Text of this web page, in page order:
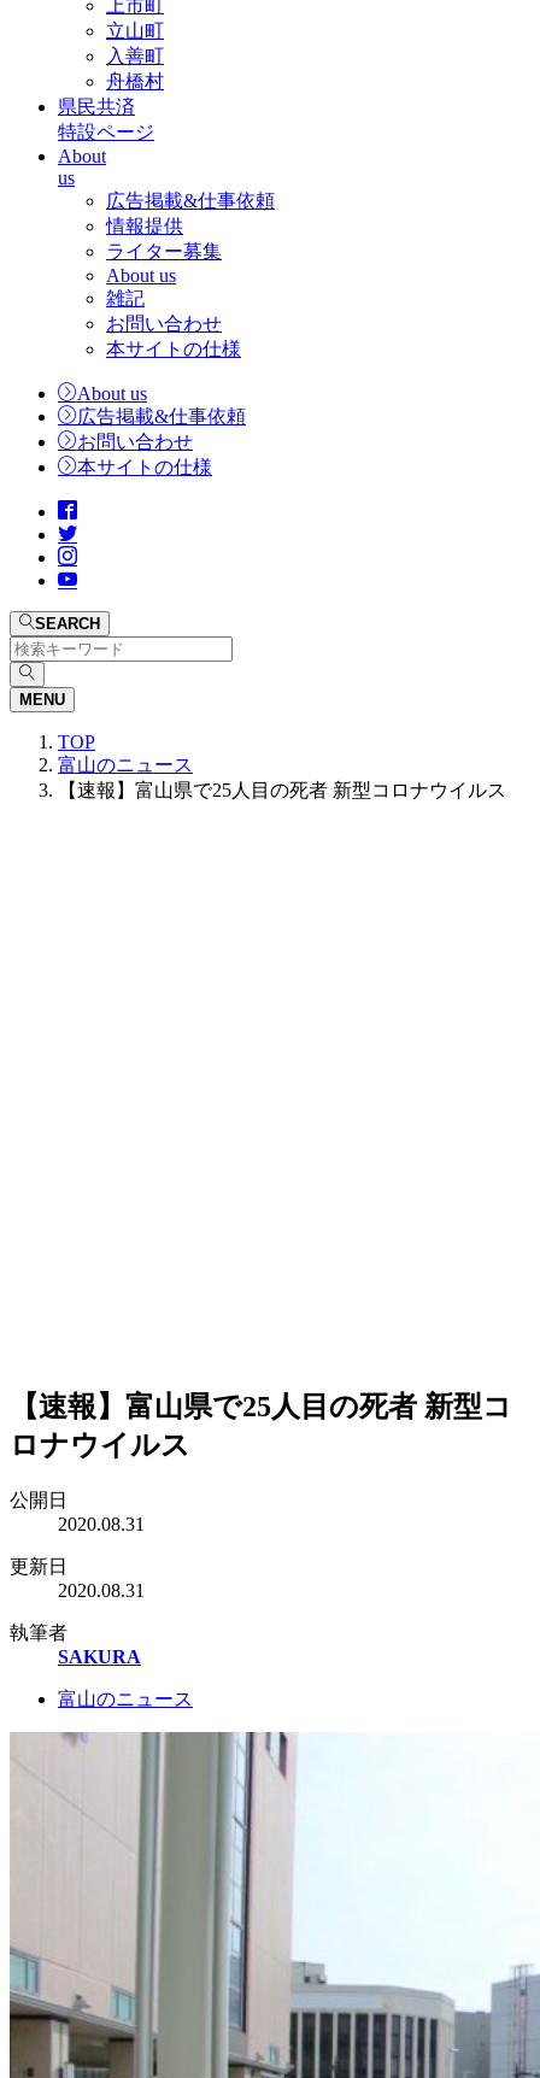
上市町
立山町
入善町
舟橋村
県民共済
特設ページ
About
us
広告掲載&仕事依頼
情報提供
ライター募集
About us
雑記
お問い合わせ
本サイトの仕様
About us
広告掲載&仕事依頼
お問い合わせ
本サイトの仕様
SEARCH
MENU
TOP
富山のニュース
【速報】富山県で25人目の死者 新型コロナウイルス
【速報】富山県で25人目の死者 新型コ
ロナウイルス
公開日
2020.08.31
更新日
2020.08.31
執筆者
SAKURA
富山のニュース